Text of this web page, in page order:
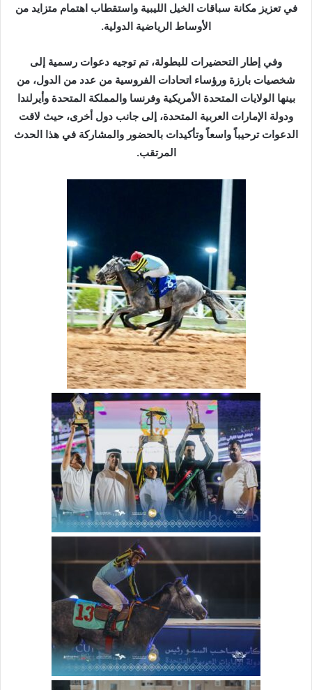
في تعزيز مكانة سباقات الخيل الليبية واستقطاب اهتمام متزايد من
الأوساط الرياضية الدولية.
وفي إطار التحضيرات للبطولة، تم توجيه دعوات رسمية إلى
شخصيات بارزة ورؤساء اتحادات الفروسية من عدد من الدول، من
بينها الولايات المتحدة الأمريكية وفرنسا والمملكة المتحدة وأيرلندا
ودولة الإمارات العربية المتحدة، إلى جانب دول أخرى، حيث لاقت
الدعوات ترحيباً واسعاً وتأكيدات بالحضور والمشاركة في هذا الحدث
المرتقب.